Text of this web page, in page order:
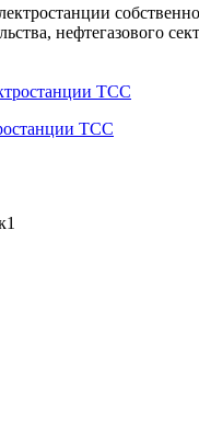
нефтегазового
TCC